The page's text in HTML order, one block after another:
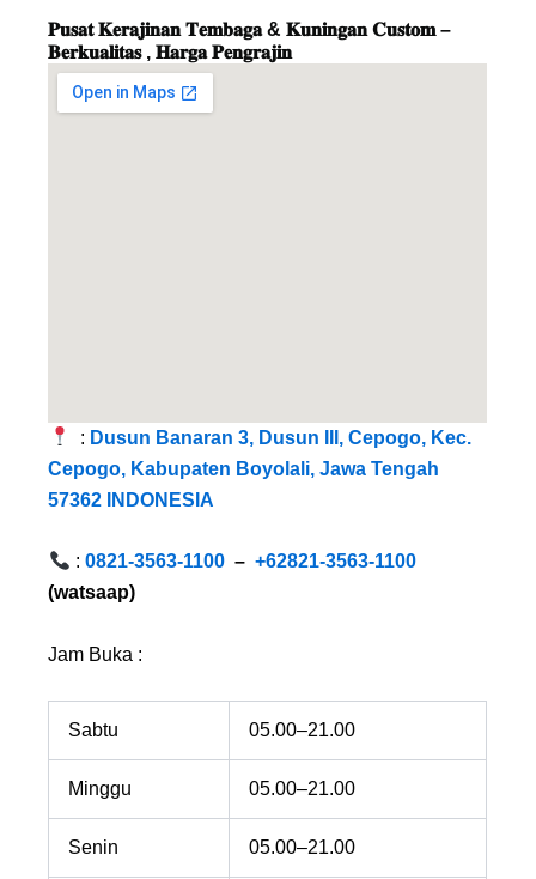
𝐏𝐮𝐬𝐚𝐭 𝐊𝐞𝐫𝐚𝐣𝐢𝐧𝐚𝐧 𝐓𝐞𝐦𝐛𝐚𝐠𝐚 & 𝐊𝐮𝐧𝐢𝐧𝐠𝐚𝐧 𝐂𝐮𝐬𝐭𝐨𝐦 –
𝐁𝐞𝐫𝐤𝐮𝐚𝐥𝐢𝐭𝐚𝐬 , 𝐇𝐚𝐫𝐠𝐚 𝐏𝐞𝐧𝐠𝐫𝐚𝐣𝐢𝐧
: Dusun Banaran 3, Dusun III, Cepogo, Kec.
Cepogo, Kabupaten Boyolali, Jawa Tengah
57362 INDONESIA
: 0821-3563-1100– +62821-3563-1100
(watsaap)
Jam Buka :
Sabtu 05.00–21.00
Minggu 05.00–21.00
Senin 05.00–21.00